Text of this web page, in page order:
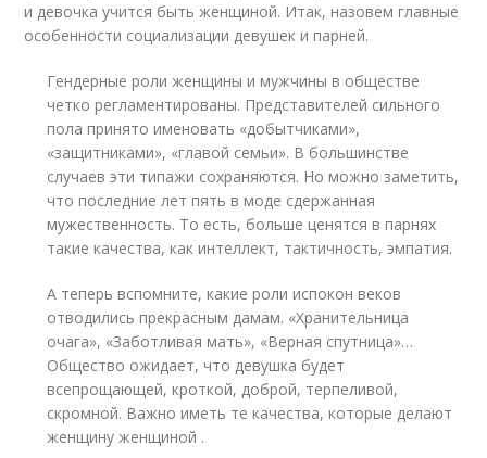
и девочка учится быть женщиной. Итак, назовем главные
особенности социализации девушек и парней.
Гендерные роли женщины и мужчины в обществе
четко регламентированы. Представителей сильного
пола принято именовать «добытчиками»,
«защитниками», «главой семьи». В большинстве
случаев эти типажи сохраняются. Но можно заметить,
что последние лет пять в моде сдержанная
мужественность. То есть, больше ценятся в парнях
такие качества, как интеллект, тактичность, эмпатия.
А теперь вспомните, какие роли испокон веков
отводились прекрасным дамам. «Хранительница
очага», «Заботливая мать», «Верная спутница»…
Общество ожидает, что девушка будет
всепрощающей, кроткой, доброй, терпеливой,
скромной. Важно иметь те качества, которые делают
женщину женщиной .